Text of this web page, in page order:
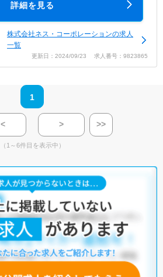
詳細を見る
株式会社ネス・コーポレーションの求人
一覧
更新日：2024/09/23 求人番号：9823865
1
< > >>
（1～6件目を表示中）